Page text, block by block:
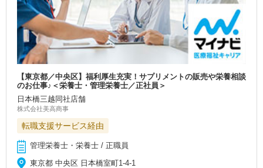
【東京都／中央区】福利厚生充実！サプリメントの販売や栄養相談
のお仕事♪＜栄養士・管理栄養士／正社員＞
日本橋三越同社店舗
株式会社美高商事
転職支援サービス経由
管理栄養士・栄養士 / 正職員
東京都 中央区 日本橋室町1-4-1